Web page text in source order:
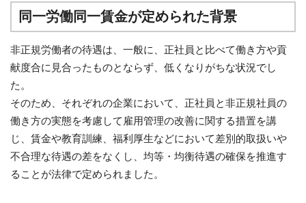
同一労働同一賃金が定められた背景
非正規労働者の待遇は、一般に、正社員と比べて働き方や貢
献度合に見合ったものとならず、低くなりがちな状況でし
た。
そのため、それぞれの企業において、正社員と非正規社員の
働き方の実態を考慮して雇用管理の改善に関する措置を講
じ、賃金や教育訓練、福利厚生などにおいて差別的取扱いや
不合理な待遇の差をなくし、均等・均衡待遇の確保を推進す
ることが法律で定められました。